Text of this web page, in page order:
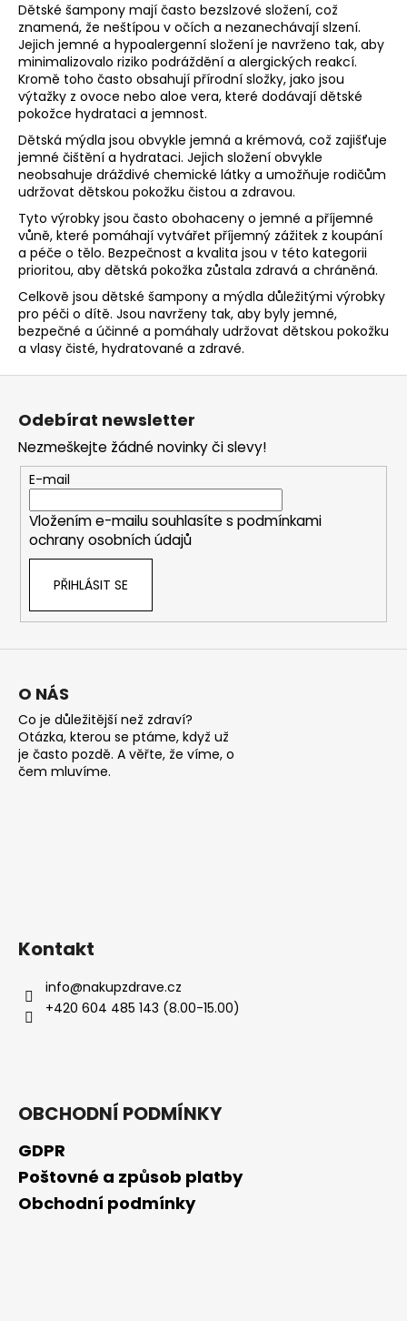
l
á
d
a
c
í
p
r
v
k
y
v
ý
p
i
s
u
Dětské šampony mají často bezslzové složení, což
znamená, že neštípou v očích a nezanechávají slzení.
Jejich jemné a hypoalergenní složení je navrženo tak, aby
minimalizovalo riziko podráždění a alergických reakcí.
Kromě toho často obsahují přírodní složky, jako jsou
výtažky z ovoce nebo aloe vera, které dodávají dětské
pokožce hydrataci a jemnost.
Dětská mýdla jsou obvykle jemná a krémová, což zajišťuje
jemné čištění a hydrataci. Jejich složení obvykle
neobsahuje dráždivé chemické látky a umožňuje rodičům
udržovat dětskou pokožku čistou a zdravou.
Tyto výrobky jsou často obohaceny o jemné a příjemné
vůně, které pomáhají vytvářet příjemný zážitek z koupání
a péče o tělo. Bezpečnost a kvalita jsou v této kategorii
prioritou, aby dětská pokožka zůstala zdravá a chráněná.
Celkově jsou dětské šampony a mýdla důležitými výrobky
pro péči o dítě. Jsou navrženy tak, aby byly jemné,
bezpečné a účinné a pomáhaly udržovat dětskou pokožku
a vlasy čisté, hydratované a zdravé.
Odebírat newsletter
Nezmeškejte žádné novinky či slevy!
E-mail
Vložením e-mailu souhlasíte s podmínkami
ochrany osobních údajů
PŘIHLÁSIT SE
O NÁS
Co je důležitější než zdraví?
Otázka, kterou se ptáme, když už
je často pozdě. A věřte, že víme, o
čem mluvíme.
Kontakt
info@nakupzdrave.cz
+420 604 485 143 (8.00-15.00)
OBCHODNÍ PODMÍNKY
GDPR
Poštovné a způsob platby
Obchodní podmínky